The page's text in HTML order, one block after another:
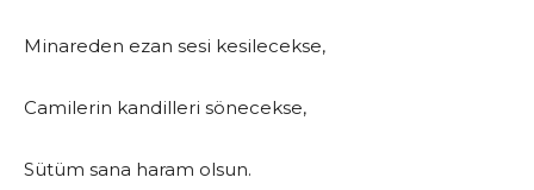
Minareden ezan sesi kesilecekse,
Camilerin kandilleri sönecekse,
Sütüm sana haram olsun.